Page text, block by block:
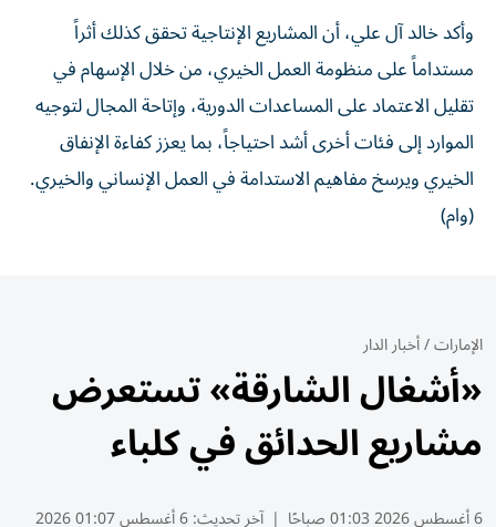
وأكد خالد آل علي، أن المشاريع الإنتاجية تحقق كذلك أثراً
مستداماً على منظومة العمل الخيري، من خلال الإسهام في
تقليل الاعتماد على المساعدات الدورية، وإتاحة المجال لتوجيه
الموارد إلى فئات أخرى أشد احتياجاً، بما يعزز كفاءة الإنفاق
الخيري ويرسخ مفاهيم الاستدامة في العمل الإنساني والخيري.
(وام)
الإمارات/أخبار الدار
«أشغال الشارقة» تستعرض
مشاريع الحدائق في كلباء
6 أغسطس 2026 01:03 صباحًا | آخر تحديث:6 أغسطس 01:07 2026